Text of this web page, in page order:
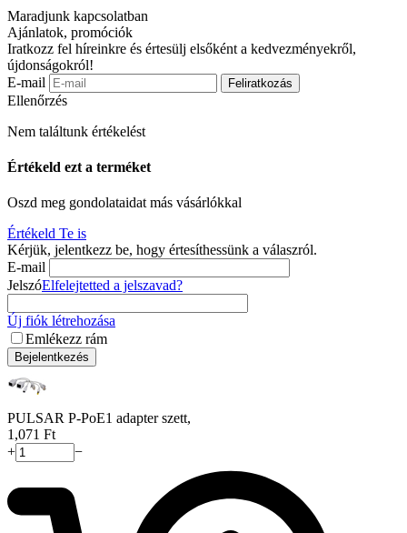
Maradjunk kapcsolatban
Ajánlatok, promóciók
Iratkozz fel híreinkre és értesülj elsőként a kedvezményekről,
újdonságokról!
E-mail
Feliratkozás
Ellenőrzés
Nem találtunk értékelést
Értékeld ezt a terméket
Oszd meg gondolataidat más vásárlókkal
Értékeld Te is
Kérjük, jelentkezz be, hogy értesíthessünk a válaszról.
E-mail
JelszóElfelejtetted a jelszavad?
Új fiók létrehozása
Emlékezz rám
Bejelentkezés
PULSAR P-PoE1 adapter szett,
1,071 Ft
+
−